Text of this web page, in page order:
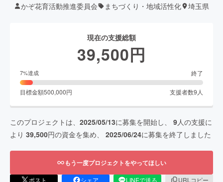
かぞ花育活動推進委員会 まちづくり・地域活性化 埼玉県
現在の支援総額
39,500円
7%達成 終了
目標金額500,000円 支援者数9 人
このプロジェクトは、 2025/05/13に募集を開始し、 9人の支援に
より 39,500円の資金を集め、 2025/06/24に募集を終了しました
もう一度プロジェクトをやってほしい
ポスト シェア LINEで送る
URLコピー